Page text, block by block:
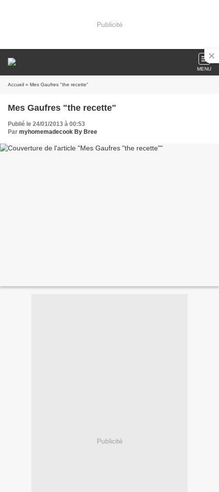
Publicité
MENU
Accueil » Mes Gaufres "the recette"
Mes Gaufres "the recette"
Publié le 24/01/2013 à 00:53
Par myhomemadecook By Bree
Publicité